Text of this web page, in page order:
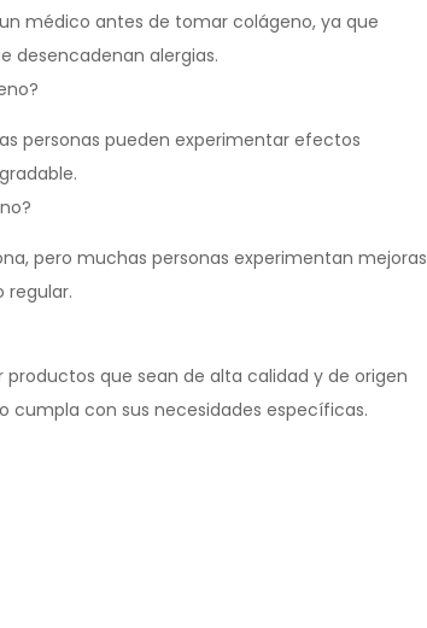
médico antes de tomar colágeno, ya que
desencadenan alergias.
personas pueden experimentar efectos
pero muchas personas experimentan mejoras
regular.
que sean de alta calidad y de origen
cumpla con sus necesidades específicas.